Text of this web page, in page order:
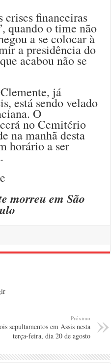
crises financeiras
quando o time não
a se colocar à
a presidência do
acabou não se
já
está sendo velado
O
no Cemitério
na manhã desta
horário a ser
morreu em São
Próximo
sepultamentos em Assis nesta
terça-feira, dia 20 de agosto